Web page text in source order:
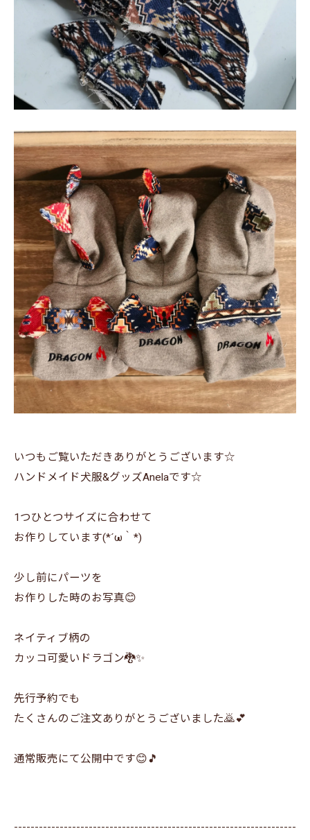
いつもご覧いただきありがとうございます☆
ハンドメイド犬服&グッズAnelaです☆
1つひとつサイズに合わせて
お作りしています(*´ω｀*)
少し前にパーツを
お作りした時のお写真😊
ネイティブ柄の
カッコ可愛いドラゴン🐉✨
先行予約でも
たくさんのご注文ありがとうございました🙇💕
通常販売にて公開中です😊🎵
--------------------------------------------------------------------